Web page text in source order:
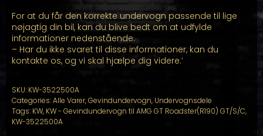
For at du får den korrekte undervogn passende til lige
nøjagtig din bil, kan du blive bedt om at udfylde
informationer nedenstående.
– Har du ikke svaret til disse informationer, kan du
kontakte os, og vi skal hjælpe dig videre.’
SKU: KW-3522500A
Categories:Alle Varer,Gevindundervogn, Undervognsdele
Tags: KW, KW - Gevindundervogn til AMG GT Roadster(R190) GT/S/C,
KW-3522500A